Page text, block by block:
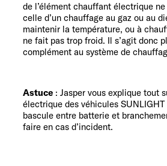
de l’élément chauffant électrique
celle d’un chauffage au gaz ou au
maintenir la température, ou à
ne fait pas trop froid. Il s’agit donc
complément au système de
Astuce : Jasper vous explique tout
électrique des véhicules
bascule entre batterie et
faire en cas d’incident.